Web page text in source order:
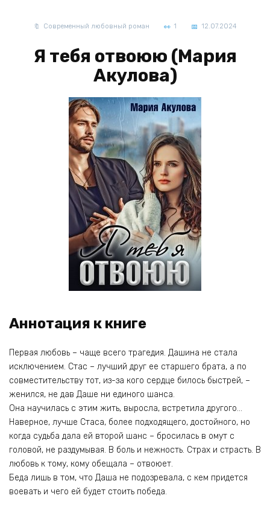
Современный любовный роман 1 12.07.2024
Я тебя отвоюю (Мария
Акулова)
Аннотация к книге
Первая любовь – чаще всего трагедия. Дашина не стала
исключением. Стас – лучший друг ее старшего брата, а по
совместительству тот, из-за кого сердце билось быстрей, –
женился, не дав Даше ни единого шанса.
Она научилась с этим жить, выросла, встретила другого…
Наверное, лучше Стаса, более подходящего, достойного, но
когда судьба дала ей второй шанс – бросилась в омут с
головой, не раздумывая. В боль и нежность. Страх и страсть. В
любовь к тому, кому обещала – отвоюет.
Беда лишь в том, что Даша не подозревала, с кем придется
воевать и чего ей будет стоить победа.